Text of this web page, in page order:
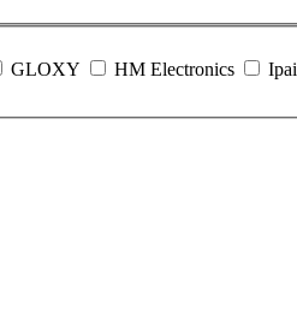
GLOXY HM Electronics Ipai